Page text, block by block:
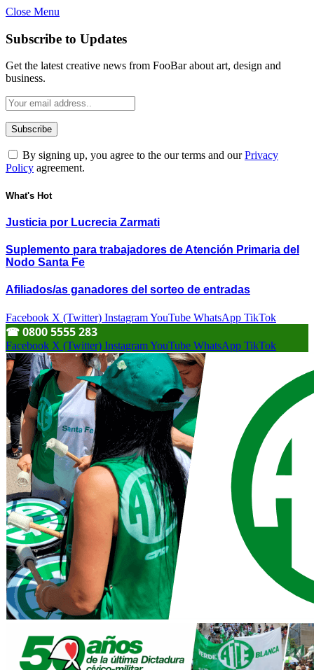
Close Menu
Subscribe to Updates
Get the latest creative news from FooBar about art, design and
business.
By signing up, you agree to the our terms and ourPrivacy
Policy agreement.
What's Hot
Justicia por Lucrecia Zarmati
Suplemento para trabajadores de Atención Primaria del
Nodo Santa Fe
Afiliados/as ganadores del sorteo de entradas
Facebook X (Twitter) InstagramYouTube WhatsApp TikTok
☎︎ 0800 5555 283
Facebook X (Twitter) InstagramYouTube WhatsApp TikTok